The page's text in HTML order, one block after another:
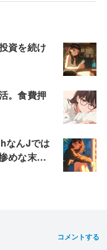
資を続け
。食費押
なんJでは
めな末
コメントする